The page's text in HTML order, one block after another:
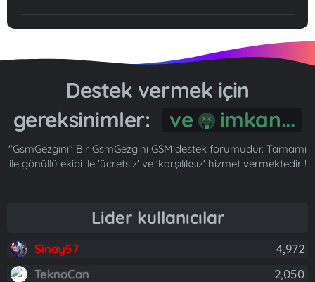
Destek vermek için
gereksinimler:
"GsmGezgini" Bir GsmGezgini GSM destek forumudur. Tamami
ile gönüllü ekibi ile 'ücretsiz' ve 'karşılıksız' hizmet vermektedir !
Lider kullanıcılar
Sinay57
4,972
TeknoCan
2,050